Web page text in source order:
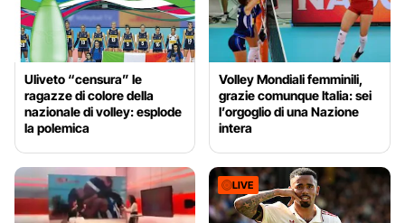
Uliveto “censura” le
ragazze di colore della
nazionale di volley: esplode
la polemica
Volley Mondiali femminili,
grazie comunque Italia: sei
l’orgoglio di una Nazione
intera
LIVE